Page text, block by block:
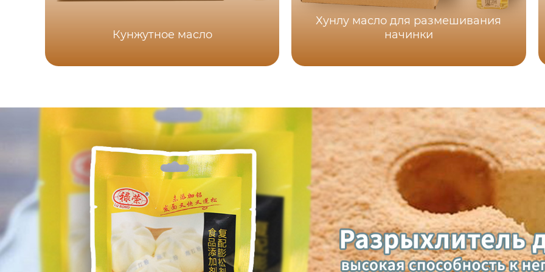
Кунжутное масло
Хунлу масло для размешивания
начинки